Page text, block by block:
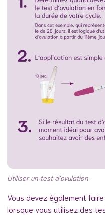
Utiliser un test d’ovulation
Vous devez également
lorsque vous utilisez des